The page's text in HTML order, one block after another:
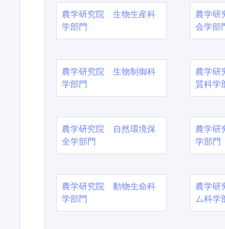
農学研究院 生物生産科
学部門
農学
会学部
農学研究院 生物制御科
学部門
農学
質科学
農学研究院 自然環境保
全学部門
農学
学部門
農学研究院 動物生命科
学部門
農学
ム科学